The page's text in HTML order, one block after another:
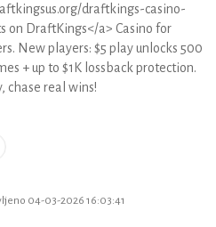
draftkings-casino-
on DraftKings</a> Casino for
New players: $5 play unlocks 500
+ up to $1K lossback protection.
chase real wins!
04-03-2026 16:03:41